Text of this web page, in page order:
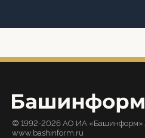
© 1992-2026 АО ИА «Башинформ».
www.bashinform.ru